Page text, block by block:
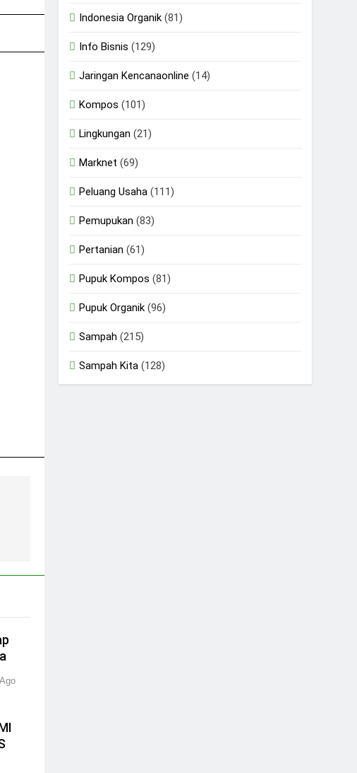
Indonesia Organik (81)
Info Bisnis (129)
Jaringan Kencanaonline (14)
Kompos (101)
Lingkungan (21)
Marknet (69)
Peluang Usaha (111)
Pemupukan (83)
Pertanian (61)
Pupuk Kompos (81)
Pupuk Organik (96)
Sampah (215)
Sampah Kita (128)